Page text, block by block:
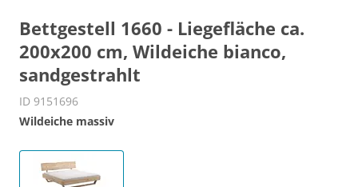
Bettgestell 1660 - Liegefläche ca.
200x200 cm, Wildeiche bianco,
sandgestrahlt
ID 9151696
Wildeiche massiv